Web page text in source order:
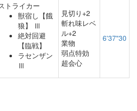
トライカー
獣宿し【餓
狼】 Ⅲ
絶対回避
【臨戦】
ラセンザン
Ⅲ
見切り+2
斬れ味レベ
ル+2
業物
弱点特効
超会心
6'37"30